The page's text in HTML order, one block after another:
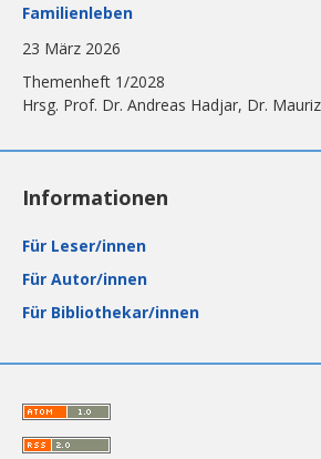
Familienleben
23 März 2026
Themenheft 1/2028
Hrsg. Prof. Dr. Andreas Hadjar, Dr.
Informationen
Für Leser/innen
Für Autor/innen
Für Bibliothekar/innen